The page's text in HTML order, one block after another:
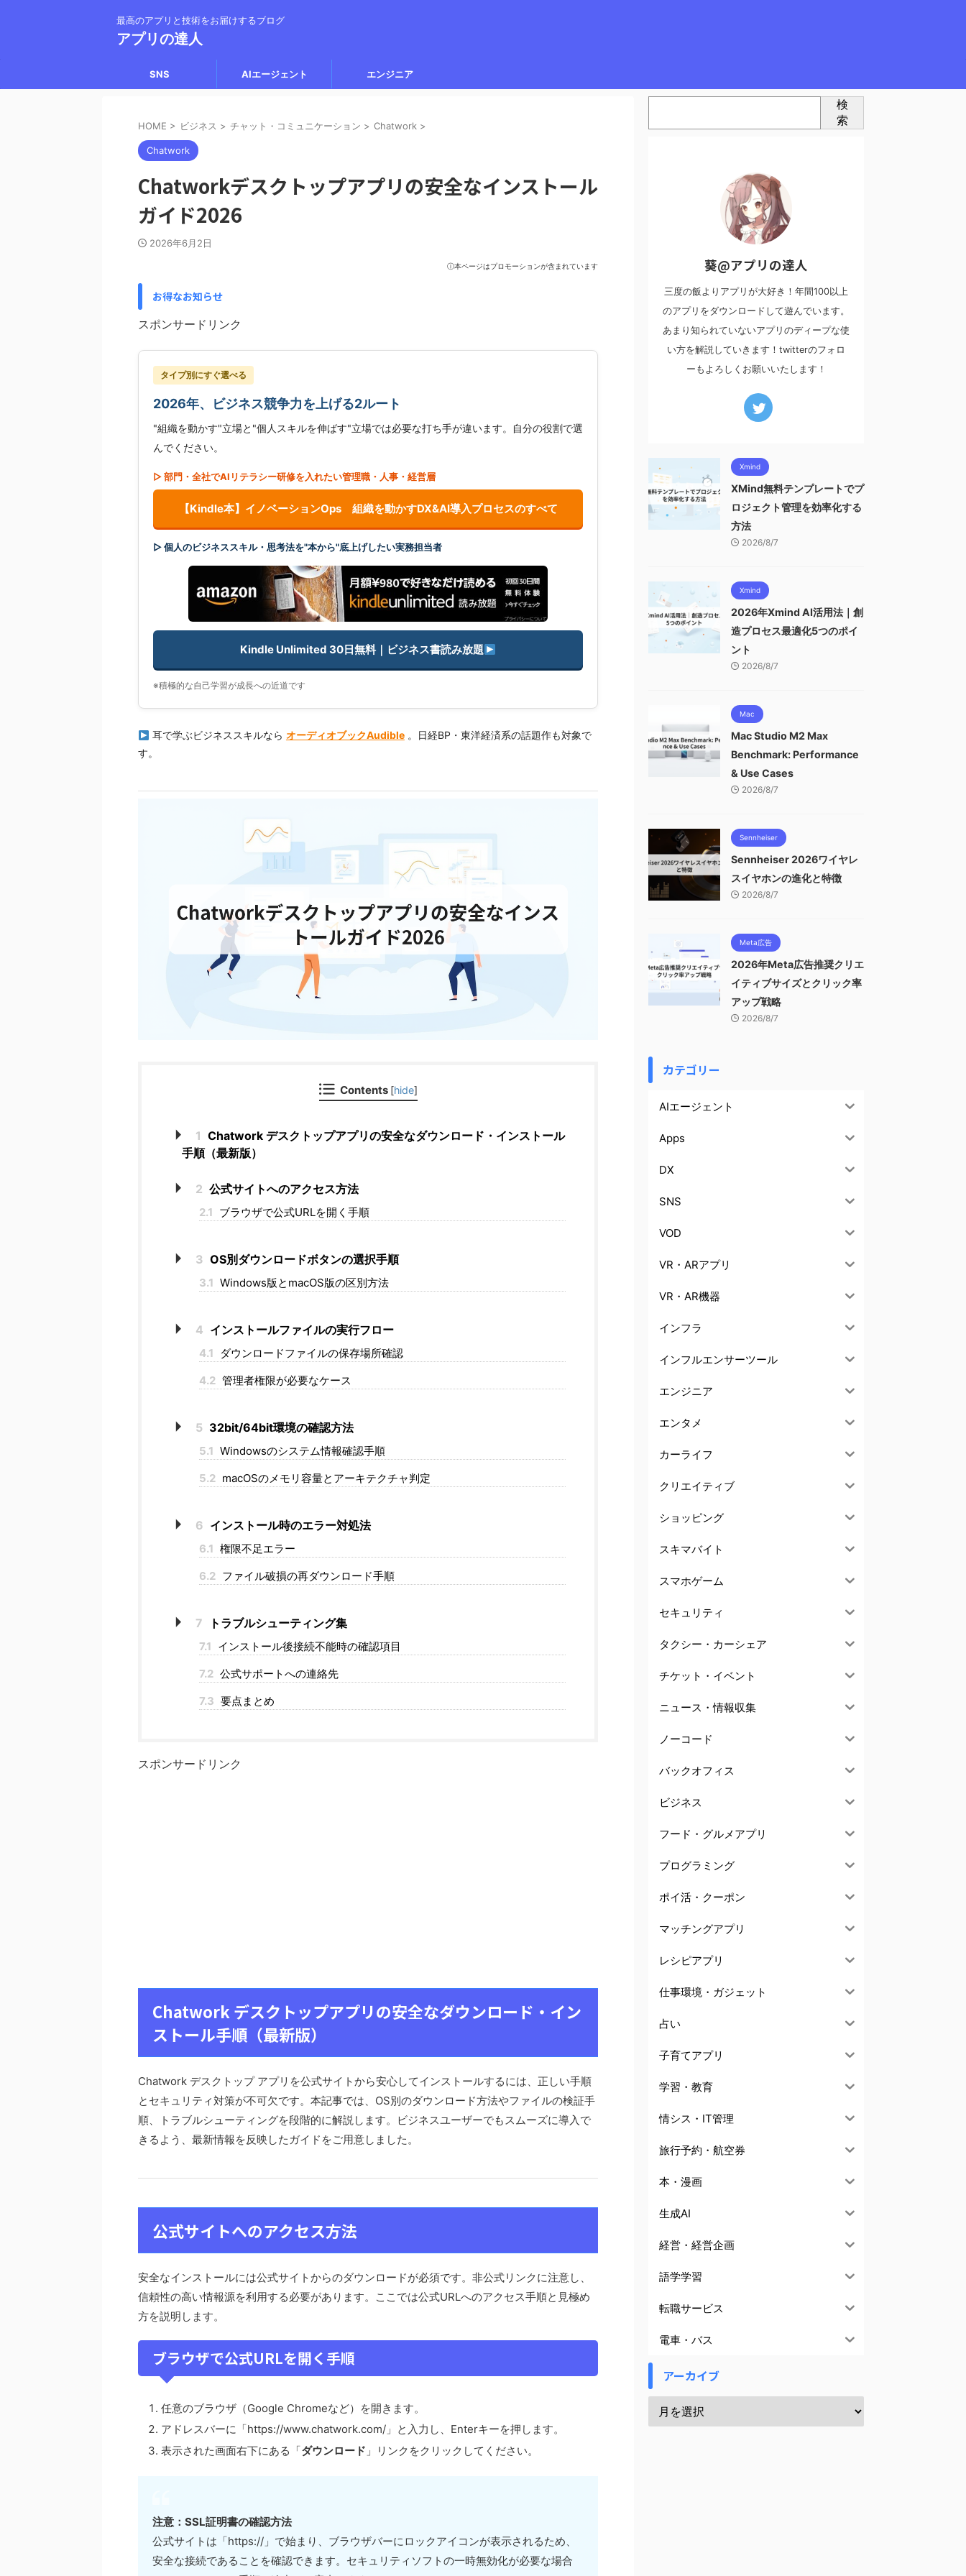
最高のアプリと技術をお届けするブログ
アプリの達人
SNS AIエージェント エンジニア
HOME > ビジネス > チャット・コミュニケーション > Chatwork >
Chatwork
Chatworkデスクトップアプリの安全なインストール
ガイド2026
2026年6月2日
ⓘ本ページはプロモーションが含まれています
お得なお知らせ
スポンサードリンク
タイプ別にすぐ選べる
2026年、ビジネス競争力を上げる2ルート
"組織を動かす"立場と"個人スキルを伸ばす"立場では必要な打ち手が違います。自分の役割で選
んでください。
▷ 部門・全社でAIリテラシー研修を入れたい管理職・人事・経営層
【Kindle本】イノベーションOps 組織を動かすDX&AI導入プロセスのすべて
▷ 個人のビジネススキル・思考法を"本から"底上げしたい実務担当者
Kindle Unlimited 30日無料｜ビジネス書読み放題
※積極的な自己学習が成長への近道です
耳で学ぶビジネススキルなら オーディオブックAudible。日経BP・東洋経済系の話題作も対象で
す。
Contents [hide]
1 Chatwork デスクトップアプリの安全なダウンロード・インストール
手順（最新版）
2 公式サイトへのアクセス方法
2.1 ブラウザで公式URLを開く手順
3 OS別ダウンロードボタンの選択手順
3.1 Windows版とmacOS版の区別方法
4 インストールファイルの実行フロー
4.1
ダウンロードファイルの保存場所確認
4.2 管理者権限が必要なケース
5 32bit/64bit環境の確認方法
5.1 Windowsのシステム情報確認手順
5.2 macOSのメモリ容量とアーキテクチャ判定
6 インストール時のエラー対処法
6.1 権限不足エラー
6.2 ファイル破損の再ダウンロード手順
7 トラブルシューティング集
7.1 インストール後接続不能時の確認項目
7.2 公式サポートへの連絡先
7.3 要点まとめ
スポンサードリンク
Chatwork デスクトップアプリの安全なダウンロード・イン
ストール手順（最新版）
Chatwork デスクトップ アプリを公式サイトから安心してインストールするには、正しい手順
とセキュリティ対策が不可欠です。本記事では、OS別のダウンロード方法やファイルの検証手
順、トラブルシューティングを段階的に解説します。ビジネスユーザーでもスムーズに導入で
きるよう、最新情報を反映したガイドをご用意しました。
公式サイトへのアクセス方法
安全なインストールには公式サイトからのダウンロードが必須です。非公式リンクに注意し、
信頼性の高い情報源を利用する必要があります。ここでは公式URLへのアクセス手順と見極め
方を説明します。
ブラウザで公式URLを開く手順
任意のブラウザ（Google Chromeなど）を開きます。
アドレスバーに「https://www.chatwork.com/」と入力し、Enterキーを押します。
表示された画面右下にある「ダウンロード 」リンクをクリックしてください。
注意：SSL証明書の確認方法
公式サイトは「https://」で始まり、ブラウザバーにロックアイコンが表示されるため、
安全な接続であることを確認できます。セキュリティソフトの一時無効化が必要な場合
検
索
葵@アプリの達人
三度の飯よりアプリが大好き！年間100以上
のアプリをダウンロードして遊んでいます。
あまり知られていないアプリのディープな使
い方を解説していきます！twitterのフォロ
ーもよろしくお願いいたします！
Xmind
XMind無料テンプレートでプ
ロジェクト管理を効率化する
方法
2026/8/7
Xmind
2026年Xmind AI活用法｜創
造プロセス最適化5つのポイ
ント
2026/8/7
Mac
Mac Studio M2 Max
Benchmark: Performance
& Use Cases
2026/8/7
Sennheiser
Sennheiser 2026ワイヤレ
スイヤホンの進化と特徴
2026/8/7
Meta広告
2026年Meta広告推奨クリエ
イティブサイズとクリック率
アップ戦略
2026/8/7
カテゴリー
AIエージェント
Apps
DX
SNS
VOD
VR・ARアプリ
VR・AR機器
インフラ
インフルエンサーツール
エンジニア
エンタメ
カーライフ
クリエイティブ
ショッピング
スキマバイト
スマホゲーム
セキュリティ
タクシー・カーシェア
チケット・イベント
ニュース・情報収集
ノーコード
バックオフィス
ビジネス
フード・グルメアプリ
プログラミング
ポイ活・クーポン
マッチングアプリ
レシピアプリ
仕事環境・ガジェット
占い
子育てアプリ
学習・教育
情シス・IT管理
旅行予約・航空券
本・漫画
生成AI
経営・経営企画
語学学習
転職サービス
電車・バス
アーカイブ